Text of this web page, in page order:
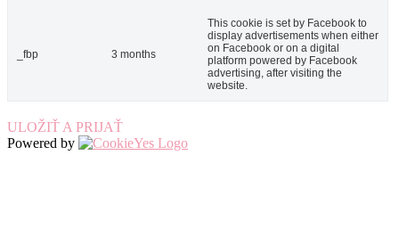
_fbp 3 months
This cookie is set by Facebook to
display advertisements when either
on Facebook or on a digital
platform powered by Facebook
advertising, after visiting the
website.
ULOŽIŤ A PRIJAŤ
Powered by